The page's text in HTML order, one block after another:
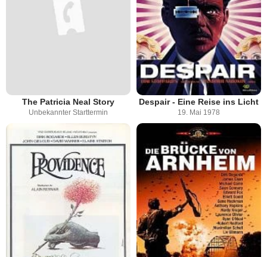
The Patricia Neal Story
Unbekannter Starttermin
Despair - Eine Reise ins Licht
19. Mai 1978